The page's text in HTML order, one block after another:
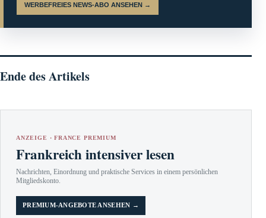
WERBEFREIES NEWS-ABO ANSEHEN →
Ende des Artikels
ANZEIGE · FRANCE PREMIUM
Frankreich intensiver lesen
Nachrichten, Einordnung und praktische Services in einem persönlichen
Mitgliedskonto.
PREMIUM-ANGEBOTE ANSEHEN →